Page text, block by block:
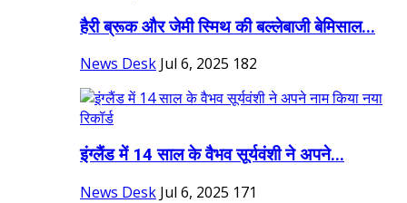
हैरी ब्रूक और जेमी स्मिथ की बल्लेबाजी बेमिसाल...
News Desk Jul 6, 2025 182
इंग्लैंड में 14 साल के वैभव सूर्यवंशी ने अपने...
News Desk Jul 6, 2025 171